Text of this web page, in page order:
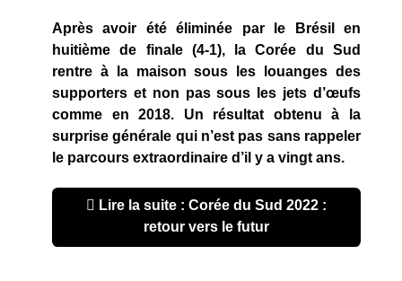
Après avoir été éliminée par le Brésil en
huitième de finale (4-1), la Corée du Sud
rentre à la maison sous les louanges des
supporters et non pas sous les jets d’œufs
comme en 2018. Un résultat obtenu à la
surprise générale qui n’est pas sans rappeler
le parcours extraordinaire d’il y a vingt ans.
Lire la suite : Corée du Sud 2022 :
retour vers le futur